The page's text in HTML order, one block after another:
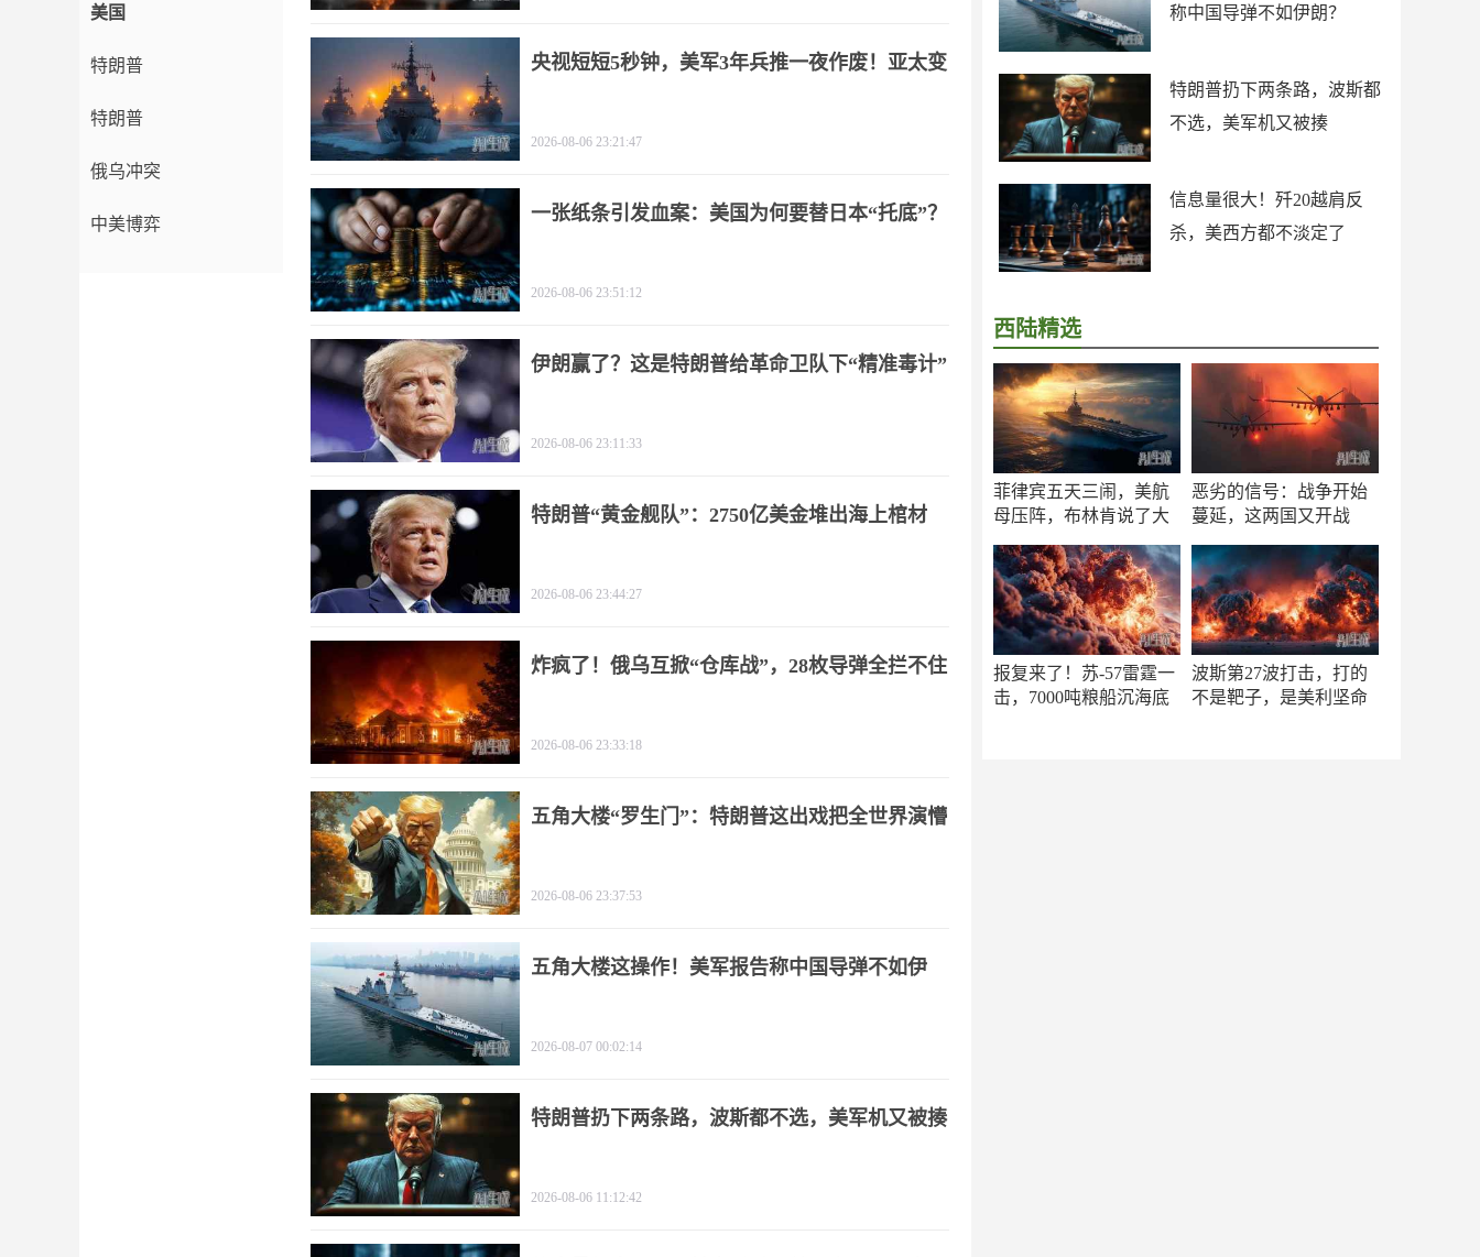
称中国导弹不如伊朗？
特朗普扔下两条路，波斯都
不选，美军机又被揍
信息量很大！歼20越肩反
杀，美西方都不淡定了
西陆精选
菲律宾五天三闹，美航
母压阵，布林肯说了大
恶劣的信号：战争开始
蔓延，这两国又开战
报复来了！苏-57雷霆一
击，7000吨粮船沉海底
波斯第27波打击，打的
不是靶子，是美利坚命
美国
特朗普
特朗普
俄乌冲突
中美博弈
央视短短5秒钟，美军3年兵推一夜作废！亚太变
2026-08-06 23:21:47
一张纸条引发血案：美国为何要替日本“托底”？
2026-08-06 23:51:12
伊朗赢了？这是特朗普给革命卫队下“精准毒计”
2026-08-06 23:11:33
特朗普“黄金舰队”：2750亿美金堆出海上棺材
2026-08-06 23:44:27
炸疯了！俄乌互掀“仓库战”，28枚导弹全拦不住
2026-08-06 23:33:18
五角大楼“罗生门”：特朗普这出戏把全世界演懵
2026-08-06 23:37:53
五角大楼这操作！美军报告称中国导弹不如伊
2026-08-07 00:02:14
特朗普扔下两条路，波斯都不选，美军机又被揍
2026-08-06 11:12:42